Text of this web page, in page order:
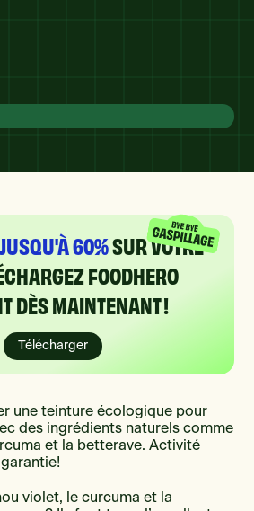
60%SUR VOTRE
FOODHERO
DÈS MAINTENANT !
Télécharger
une teinture écologique pour
des ingrédients naturels comme
et la betterave. Activité
violet, le curcuma et la